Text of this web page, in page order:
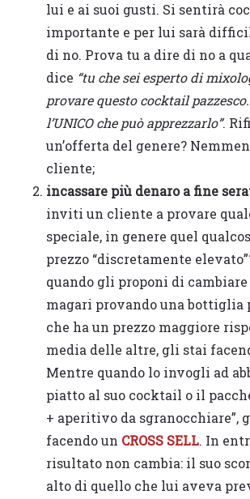
lui e ai suoi gusti. Si sentirà
importante e per lui sarà
di no. Prova tu a dire di no a
dice “tu che sei esperto di
provare questo cocktail
l’UNICO che può apprezzarlo”.
un’offerta del genere?
cliente;
incassare più denaro a fine
inviti un cliente a provare
speciale, in genere quel
prezzo “discretamente
quando gli proponi di
magari provando una bottiglia
che ha un prezzo maggiore
media delle altre, gli stai
Mentre quando lo invogli ad
piatto al suo cocktail o il
+ aperitivo da sgranocchiare”,
facendo un CROSS SELL. In
risultato non cambia: il suo
alto di quello che lui aveva